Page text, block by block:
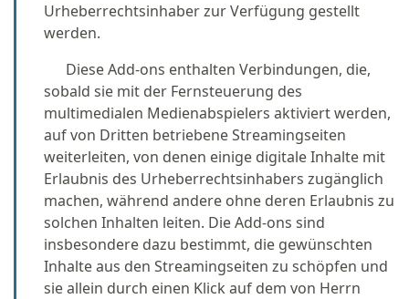
Urheberrechtsinhaber zur Verfügung gestellt
werden.
Diese Add-ons enthalten Verbindungen, die,
sobald sie mit der Fernsteuerung des
multimedialen Medienabspielers aktiviert werden,
auf von Dritten betriebene Streamingseiten
weiterleiten, von denen einige digitale Inhalte mit
Erlaubnis des Urheberrechtsinhabers zugänglich
machen, während andere ohne deren Erlaubnis zu
solchen Inhalten leiten. Die Add-ons sind
insbesondere dazu bestimmt, die gewünschten
Inhalte aus den Streamingseiten zu schöpfen und
sie allein durch einen Klick auf dem von Herrn